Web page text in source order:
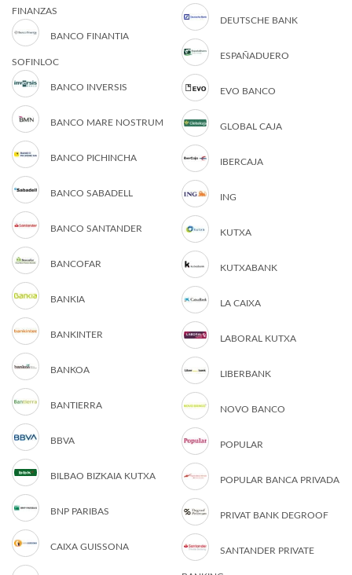
FINANZAS
BANCO FINANTIA
SOFINLOC
BANCO INVERSIS
BANCO MARE NOSTRUM
BANCO PICHINCHA
BANCO SABADELL
BANCO SANTANDER
BANCOFAR
BANKIA
BANKINTER
BANKOA
BANTIERRA
BBVA
BILBAO BIZKAIA KUTXA
BNP PARIBAS
CAIXA GUISSONA
DEUTSCHE BANK
ESPAÑADUERO
EVO BANCO
GLOBAL CAJA
IBERCAJA
ING
KUTXA
KUTXABANK
LA CAIXA
LABORAL KUTXA
LIBERBANK
NOVO BANCO
POPULAR
POPULAR BANCA PRIVADA
PRIVAT BANK DEGROOF
SANTANDER PRIVATE